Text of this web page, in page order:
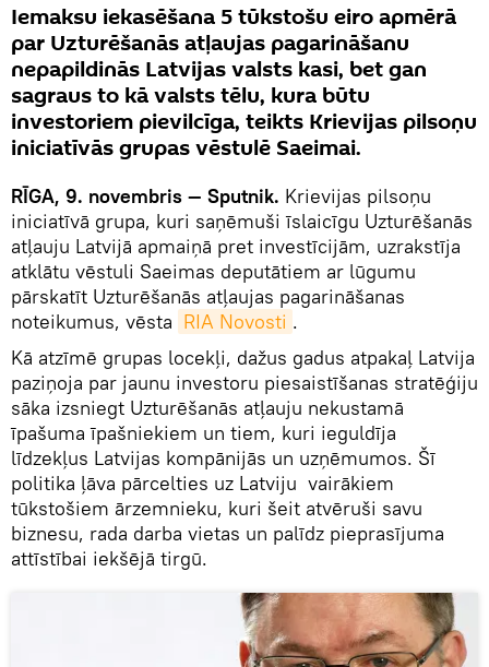
Iemaksu iekasēšana 5 tūkstošu eiro apmērā
par Uzturēšanās atļaujas pagarināšanu
nepapildinās Latvijas valsts kasi, bet gan
sagraus to kā valsts tēlu, kura būtu
investoriem pievilcīga, teikts Krievijas pilsoņu
iniciatīvās grupas vēstulē Saeimai.
RĪGA, 9. novembris — Sputnik. Krievijas pilsoņu
iniciatīvā grupa, kuri saņēmuši īslaicīgu Uzturēšanās
atļauju Latvijā apmaiņā pret investīcijām, uzrakstīja
atklātu vēstuli Saeimas deputātiem ar lūgumu
pārskatīt Uzturēšanās atļaujas pagarināšanas
noteikumus, vēsta RIA Novosti .
Kā atzīmē grupas locekļi, dažus gadus atpakaļ Latvija
paziņoja par jaunu investoru piesaistīšanas stratēģiju
sāka izsniegt Uzturēšanās atļauju nekustamā
īpašuma īpašniekiem un tiem, kuri ieguldīja
līdzekļus Latvijas kompānijās un uzņēmumos. Šī
politika ļāva pārcelties uz Latviju vairākiem
tūkstošiem ārzemnieku, kuri šeit atvēruši savu
biznesu, rada darba vietas un palīdz pieprasījuma
attīstībai iekšējā tirgū.